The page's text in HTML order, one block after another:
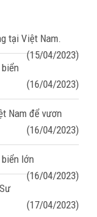
tại Việt Nam.
(15/04/2023)
(16/04/2023)
Nam để vươn
(16/04/2023)
lớn
(16/04/2023)
(17/04/2023)